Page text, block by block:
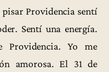
Providencia sentí
Sentí una energía.
Yo me
amorosa. El 31 de